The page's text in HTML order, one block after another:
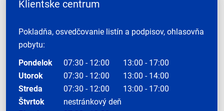
Klientske centrum
Pokladňa, osvedčovanie listín a podpisov, ohlasovňa
pobytu:
Pondelok
07:30 - 12:00
13:00 - 17:00
Utorok
07:30 - 12:00
13:00 - 14:00
Streda
07:30 - 12:00
13:00 - 17:00
Štvrtok
nestránkový deň